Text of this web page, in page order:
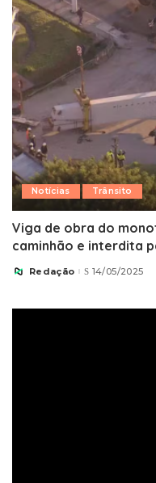
Notícias Trânsito
Viga de obra do
caminhão e interdita
Posted
Redação 14/05/2025